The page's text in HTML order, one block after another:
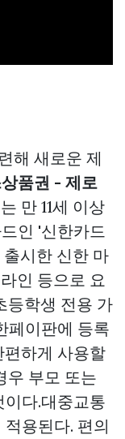
해 새로운 제
품권 - 제로
만 11세 이상
인 '신한카드
시한 신한 마
인 등으로 요
등학생 전용 가
페이판에 등록
편하게 사용할
우 부모 또는
다.대중교통
용된다. 편의